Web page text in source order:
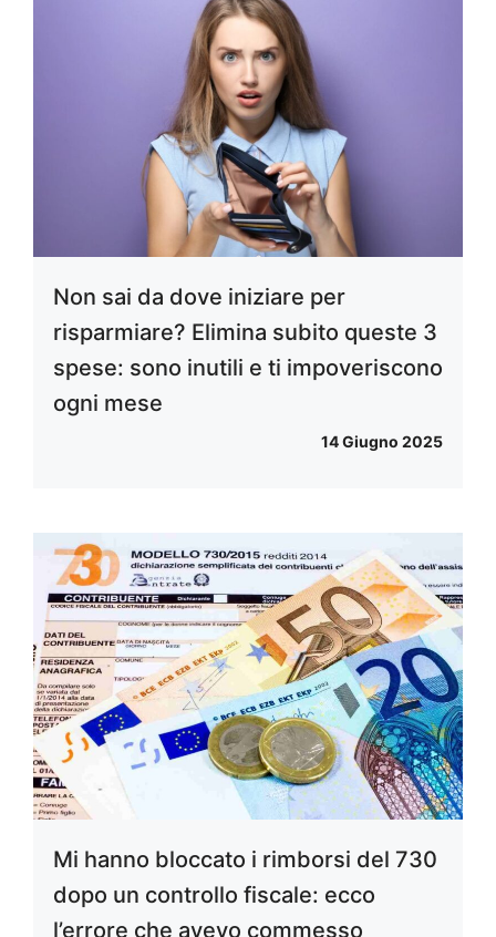
Non sai da dove iniziare per
risparmiare? Elimina subito queste 3
spese: sono inutili e ti impoveriscono
ogni mese
14 Giugno 2025
Mi hanno bloccato i rimborsi del 730
dopo un controllo fiscale: ecco
l’errore che avevo commesso